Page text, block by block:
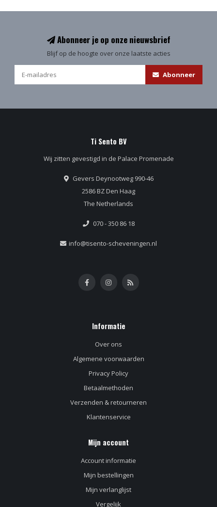
Abonneer je op onze nieuwsbrief
Blijf op de hoogte over onze laatste acties
Abonneer
Ti Sento BV
Wij zitten gevestigd in de Palace Promenade
Gevers Deynootweg 990-46
2586 BZ Den Haag
The Netherlands
070 - 350 86 18
info@tisento-scheveningen.nl
Informatie
Over ons
Algemene voorwaarden
Privacy Policy
Betaalmethoden
Verzenden & retourneren
Klantenservice
Mijn account
Account informatie
Mijn bestellingen
Mijn verlanglijst
Vergelijk